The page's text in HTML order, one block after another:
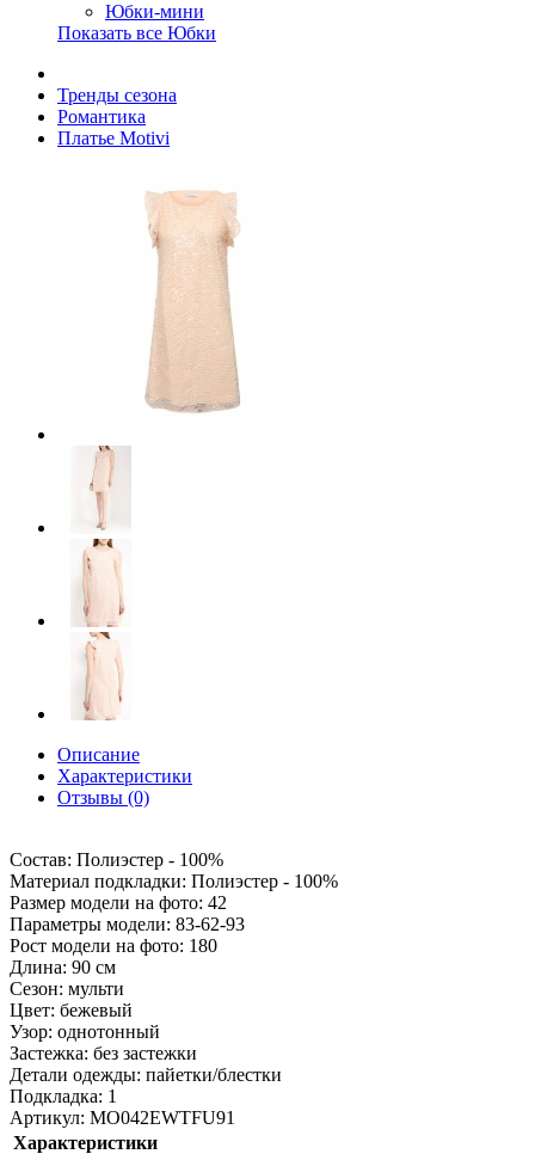
Юбки-мини
Показать все Юбки
Тренды сезона
Романтика
Платье Motivi
Описание
Характеристики
Отзывы (0)
Состав: Полиэстер - 100%
Материал подкладки: Полиэстер - 100%
Размер модели на фото: 42
Параметры модели: 83-62-93
Рост модели на фото: 180
Длина: 90 см
Сезон: мульти
Цвет: бежевый
Узор: однотонный
Застежка: без застежки
Детали одежды: пайетки/блестки
Подкладка: 1
Артикул: MO042EWTFU91
Характеристики